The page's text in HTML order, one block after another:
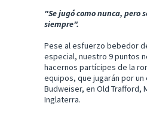
"Se jugó como nunca, pero
siempre".
Pese al esfuerzo bebedor
especial, nuestro 9 puntos
hacernos partícipes de la
equipos, que jugarán por un
Budweiser, en Old Trafford,
Inglaterra.